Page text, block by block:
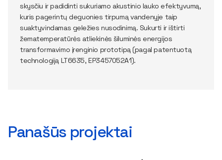
skysčiu ir padidinti sukuriamo akustinio lauko efektyvumą,
kuris pagerintų deguonies tirpumą vandenyje taip
suaktyvindamas geležies nusodinimą. Sukurti ir ištirti
žematemperatūrės atliekinės šiluminės energijos
transformavimo įrenginio prototipą (pagal patentuotą
technologiją LT6635, EP3457052A1).
Panašūs projektai